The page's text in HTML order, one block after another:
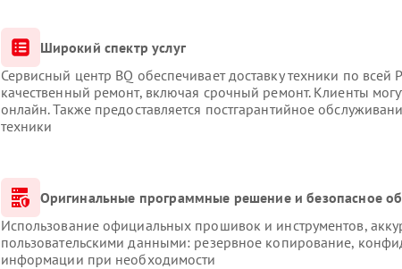
Широкий спектр услуг
Сервисный центр BQ обеспечивает доставку техники по всей
качественный ремонт, включая срочный ремонт. Клиенты
онлайн. Также предоставляется постгарантийное
техники
Оригинальные программные решение и безопасное
Использование официальных прошивок и инструментов,
пользовательскими данными: резервное копирование,
информации при необходимости